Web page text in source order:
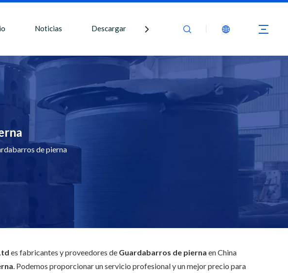
Noticias Descargar Contáctenos
de pierna
es fabricantes y proveedores de Guardabarros de pierna en China
. Podemos proporcionar un servicio profesional y un mejor precio para